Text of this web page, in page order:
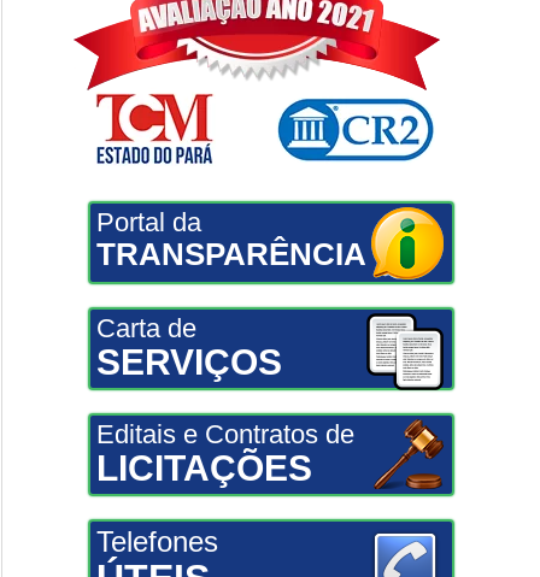
Portal da
TRANSPARÊNCIA
Carta de
SERVIÇOS
Editais e Contratos de
LICITAÇÕES
Telefones